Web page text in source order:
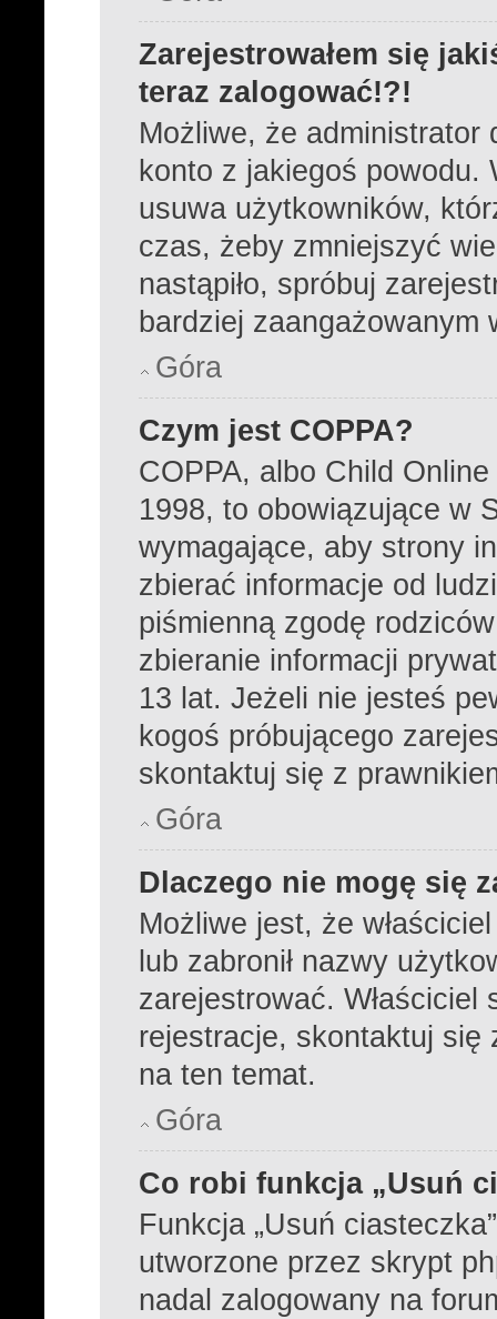
Zarejestrowałem się
teraz zalogować!?!
Możliwe, że administrator
konto z jakiegoś powodu.
usuwa użytkowników,
czas, żeby zmniejszyć
nastąpiło, spróbuj
bardziej zaangażowanym
Góra
Czym jest COPPA?
COPPA, albo Child
1998, to obowiązujące w
wymagające, aby strony
zbierać informacje od
piśmienną zgodę
zbieranie informacji
13 lat. Jeżeli nie jesteś
kogoś próbującego
skontaktuj się z
Góra
Dlaczego nie mogę się
Możliwe jest, że
lub zabronił nazwy
zarejestrować. Właściciel
rejestracje, skontaktuj się
na ten temat.
Góra
Co robi funkcja „Usuń
Funkcja „Usuń
utworzone przez skrypt
nadal zalogowany na